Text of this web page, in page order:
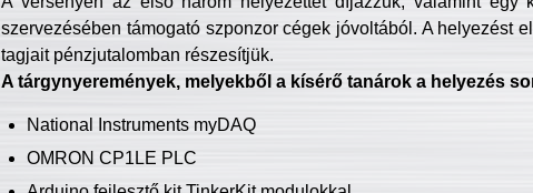
szervezésében támogató szponzor cégek jóvoltából. A helyezést
tagjait pénzjutalomban részesítjük.
A tárgynyeremények, melyekből a kísérő tanárok a helyezés
National Instruments myDAQ
OMRON CP1LE PLC